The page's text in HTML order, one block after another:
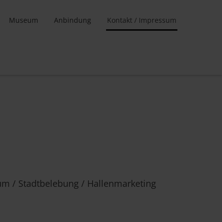
Museum Anbindung Kontakt / Impressum
/ Stadtbelebung / Hallenmarketing